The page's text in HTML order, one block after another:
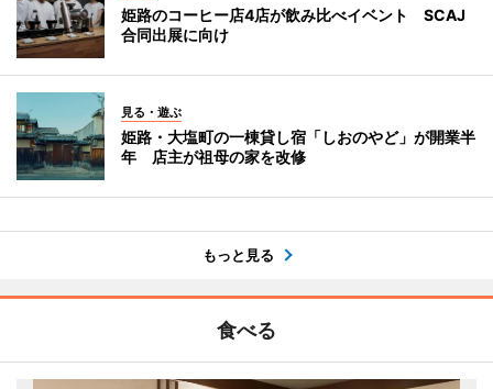
姫路のコーヒー店4店が飲み比べイベント SCAJ
合同出展に向け
見る・遊ぶ
姫路・大塩町の一棟貸し宿「しおのやど」が開業半
年 店主が祖母の家を改修
もっと見る
食べる